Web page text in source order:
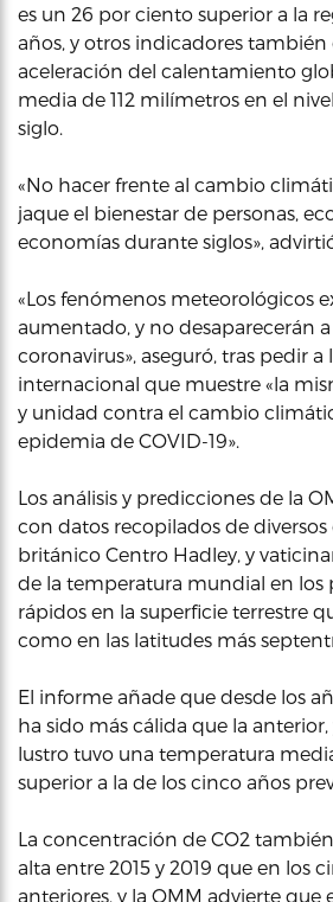
es un 26 por ciento superior a la
años, y otros indicadores
aceleración del calentamiento
media de 112 milímetros en el
siglo.
«No hacer frente al cambio
jaque el bienestar de personas,
economías durante siglos», advirtió
«Los fenómenos meteorológicos
aumentado, y no desaparecerán a
coronavirus», aseguró, tras pedir
internacional que muestre «la
y unidad contra el cambio
epidemia de COVID-19».
Los análisis y predicciones de la
con datos recopilados de diversos
británico Centro Hadley, y
de la temperatura mundial en los
rápidos en la superficie terrestre
como en las latitudes más
El informe añade que desde los
ha sido más cálida que la
lustro tuvo una temperatura
superior a la de los cinco años
La concentración de CO2
alta entre 2015 y 2019 que en los
anteriores, y la OMM advierte que